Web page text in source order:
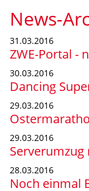
News-
31.03.2016
ZWE-Portal -
30.03.2016
Dancing
29.03.2016
29.03.2016
Serverumzug
28.03.2016
Noch einmal